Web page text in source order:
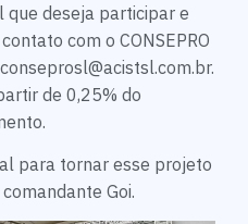
que deseja participar e
com o CONSEPRO
de 0,25% do
para tornar esse projeto
Goi.